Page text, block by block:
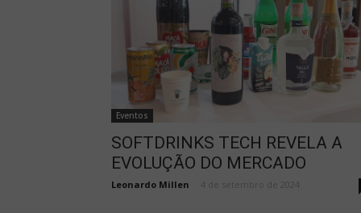
Eventos
SOFTDRINKS TECH REVELA A
EVOLUÇÃO DO MERCADO
Leonardo Millen 4 de setembro de 2024